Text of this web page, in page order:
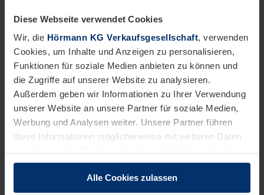
Diese Webseite verwendet Cookies
Wir, die Hörmann KG Verkaufsgesellschaft, verwenden
Cookies, um Inhalte und Anzeigen zu personalisieren,
Funktionen für soziale Medien anbieten zu können und
die Zugriffe auf unserer Website zu analysieren.
Außerdem geben wir Informationen zu Ihrer Verwendung
unserer Website an unsere Partner für soziale Medien,
Werbung und Analysen weiter. Unsere Partner führen
diese Informationen möglicherweise mit weiteren Daten
sie im Rahmen Ihrer Nutzung der Dienste gesammelt
Alle Cookies zulassen
Ausgeprägte Serviceorientierung
Teamfähigkeit, Organisationsgeschick und Flexibilität
Erste Berufserfahrungen wären wünschenswert
Wir möchten, dass Sie sich bei uns wohlfühlen.
Das bieten wir Ihnen:
Eine strukturierte Einarbeitung On-the-Job garantiert
37,5 Stunden Woche, 30 Tage Urlaub sowie Urlaubs-
und Weihnachtsgeld